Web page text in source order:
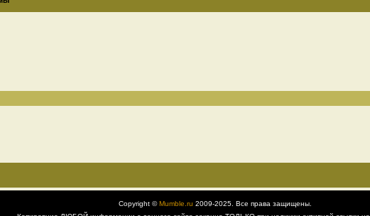
Copyright ©Mumble.ru 2009-2025. Все права защищены.